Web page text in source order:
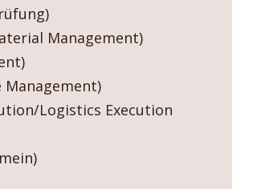
Management)
Management)
Logistics Execution